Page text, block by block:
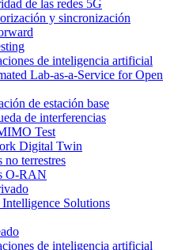
de las redes 5G
y sincronización
de inteligencia artificial
Lab-as-a-Service for Open
de estación base
de interferencias
Test
Digital Twin
no terrestres
O-RAN
Solutions
de inteligencia artificial